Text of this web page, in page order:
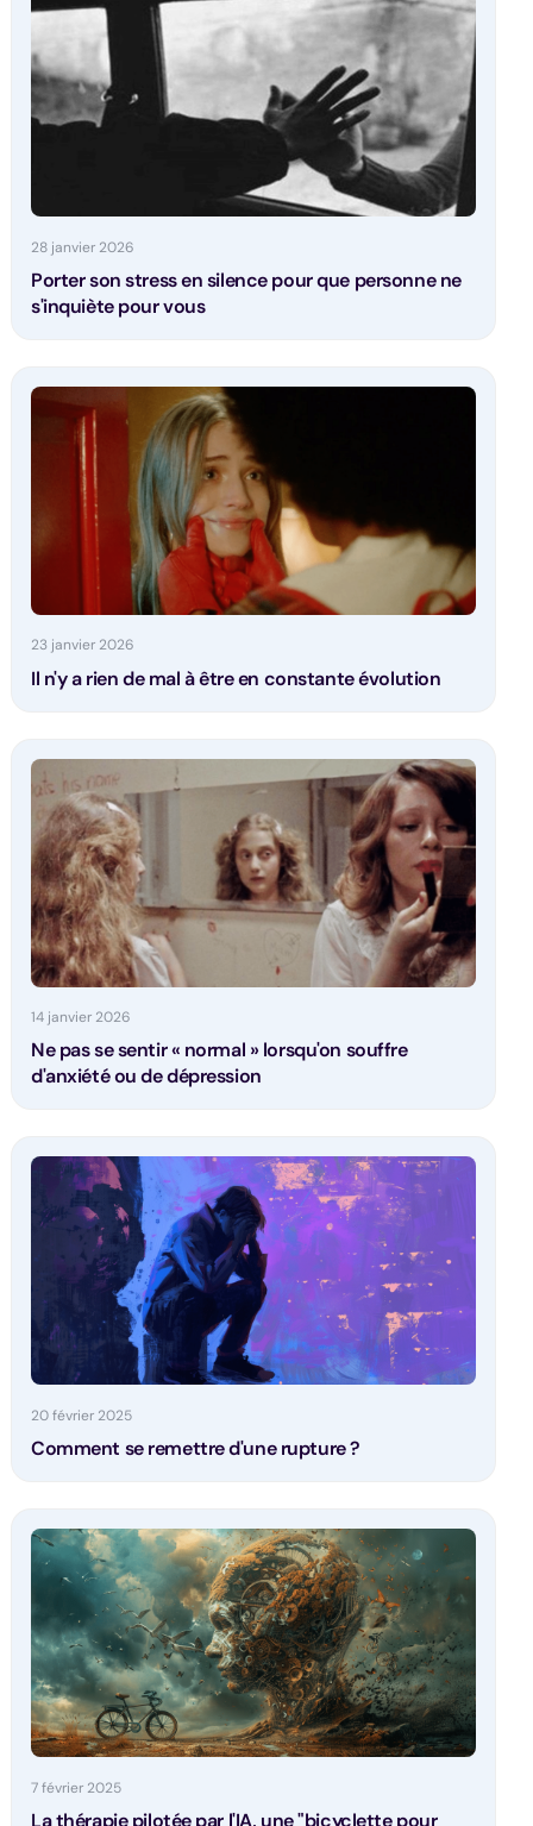
28 janvier 2026
Porter son stress en silence pour que personne ne
s'inquiète pour vous
23 janvier 2026
Il n'y a rien de mal à être en constante évolution
14 janvier 2026
Ne pas se sentir « normal » lorsqu'on souffre
d'anxiété ou de dépression
20 février 2025
Comment se remettre d'une rupture ?
7 février 2025
La thérapie pilotée par l'IA, une "bicyclette pour